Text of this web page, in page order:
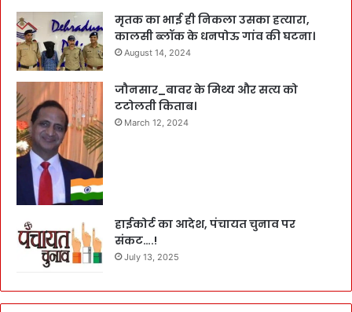
मृतक का भाई ही निकला उसका हत्यारा,
कालसी ब्लॉक के धनपोऊ गांव की घटना।
August 14, 2024
जौनसार_बावर के मिथ्य और सत्य को
टटोलती किताब।
March 12, 2024
हाईकोर्ट का आदेश, पंचायत चुनाव पर
संकट….!
July 13, 2025